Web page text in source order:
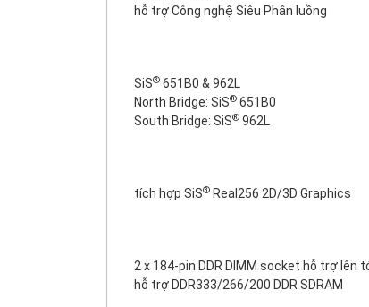
hỗ trợ Công nghệ Siêu Phân luồng
SiS® 651B0 & 962L
North Bridge: SiS® 651B0
South Bridge: SiS® 962L
tích hợp SiS® Real256 2D/3D Graphics
2 x 184-pin DDR DIMM socket hỗ trợ lên
hỗ trợ DDR333/266/200 DDR SDRAM